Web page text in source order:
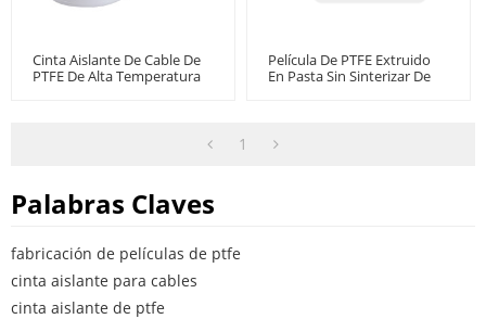
Cinta Aislante De Cable De
PTFE De Alta Temperatura
Película De PTFE Extruido
En Pasta Sin Sinterizar De
1
Palabras Claves
fabricación de películas de ptfe
cinta aislante para cables
cinta aislante de ptfe